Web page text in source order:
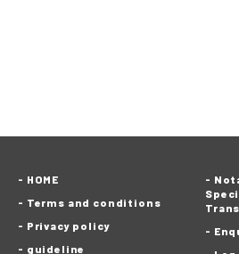
HOME
Terms and conditions
Privacy policy
guideline